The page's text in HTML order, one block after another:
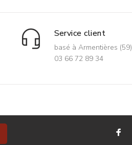
Service client
basé à Armentières (59)
03 66 72 89 34